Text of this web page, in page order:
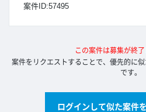
案件ID:57495
この案件は募集が終了
案件をリクエストすることで、優先的に
です。
ログインして似た案件